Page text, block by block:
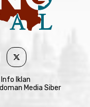
Info Iklan
Media Siber